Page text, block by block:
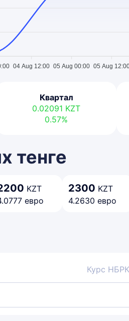
04 Aug 12:00 05 Aug 00:00 05 Aug
Квартал
0.02091 KZT
0.57%
тенге
KZT
евро
2300 KZT
4.2630 евро
Курс